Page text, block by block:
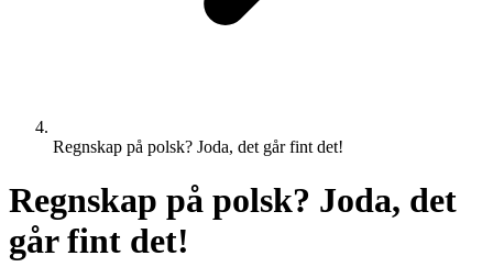
Regnskap på polsk? Joda, det går fint det!
​​Regnskap på polsk? Joda, det
går fint det!